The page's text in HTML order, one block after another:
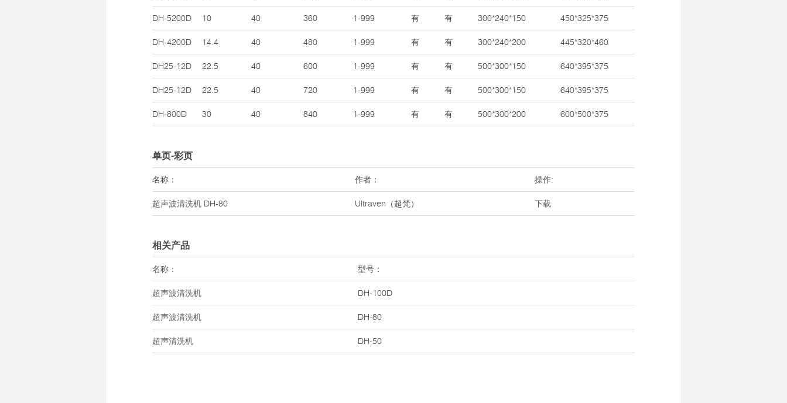
DH-5200D 10 40 360 1-999 有 有 300*240*150 450*325*375
DH-4200D 14.4 40 480 1-999 有 有 300*240*200 445*320*460
DH25-12D 22.5 40 600 1-999 有 有 500*300*150 640*395*375
DH25-12D 22.5 40 720 1-999 有 有 500*300*150 640*395*375
DH-800D 30 40 840 1-999 有 有 500*300*200 600*500*375
单页-彩页
名称： 作者： 操作:
超声波清洗机 DH-80 Ultraven（超梵） 下载
相关产品
名称： 型号：
超声波清洗机 DH-100D
超声波清洗机 DH-80
超声清洗机 DH-50